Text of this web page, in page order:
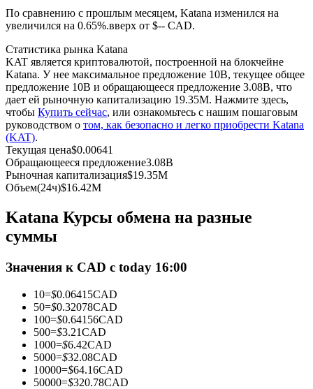
USDC фьючерсы
Фьючерсы с использованием USDC в качестве
обеспечения
Станьте копи-трейдером
По сравнению с прошлым месяцем, Katana изменился на
увеличился на 0.65%.вверх от $-- CAD.
Статистика рынка Katana
KAT является криптовалютой, построенной на блокчейне
Katana. У нее максимальное предложение 10B, текущее общее
предложение 10B и обращающееся предложение 3.08B, что
дает ей рыночную капитализацию 19.35M. Нажмите здесь,
чтобы Купить сейчас, или ознакомьтесь с нашим пошаговым
руководством о том, как безопасно и легко приобрести Katana
(KAT).
Текущая цена$0.00641
Обращающееся предложение3.08B
Рыночная капитализация$19.35M
Объем(24ч)$16.42M
Katana Курсы обмена на разные
суммы
Значения к CAD с today 16:00
10=$0.06415CAD
50=$0.32078CAD
100=$0.64156CAD
500=$3.21CAD
1000=$6.42CAD
5000=$32.08CAD
10000=$64.16CAD
50000=$320.78CAD